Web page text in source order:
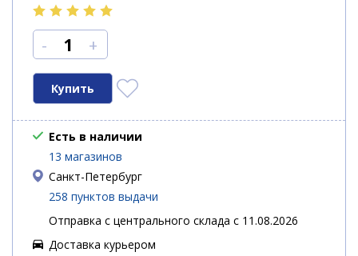
- +
Есть в наличии
13 магазинов
Санкт-Петербург
258 пунктов выдачи
Отправка с центрального склада с 11.08.2026
Доставка курьером